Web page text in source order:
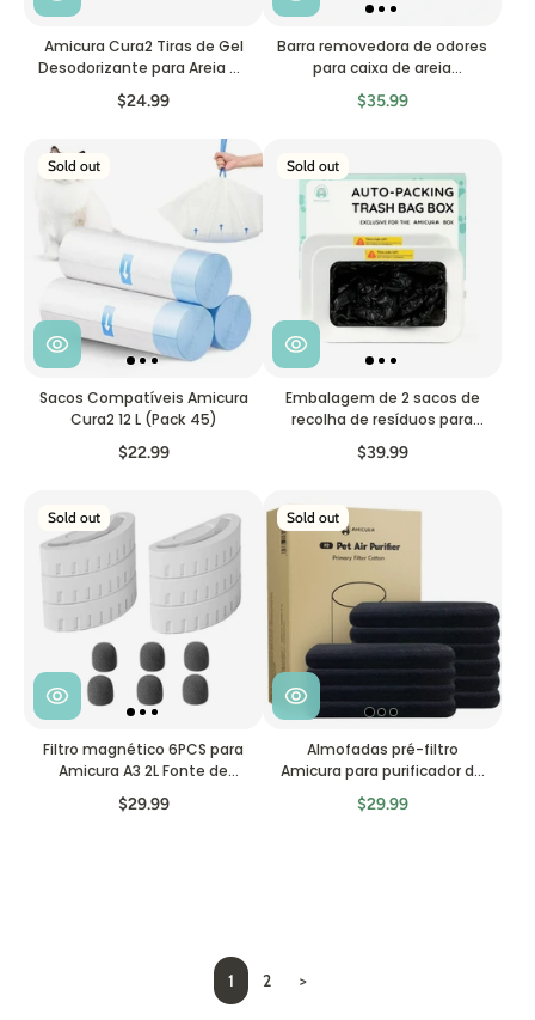
Amicura Cura2 Tiras de Gel
Desodorizante para Areia de
Gato (3 Unidades)
$24.99
Barra removedora de odores
para caixa de areia
automática para gatos
Cura 3, com certificação
$35.99
Sold out
Sacos Compatíveis Amicura
Cura2 12 L (Pack 45)
$22.99
Sold out
Embalagem de 2 sacos de
recolha de resíduos para
caixa de areia para gatos
Cura 3 | Substituição
$39.99
Sold out
Filtro magnético 6PCS para
Amicura A3 2L Fonte de
água para animais de
estimação
$29.99
Sold out
Almofadas pré-filtro
Amicura para purificador de
ar P2 - pacote de 10
$29.99
1 2 >